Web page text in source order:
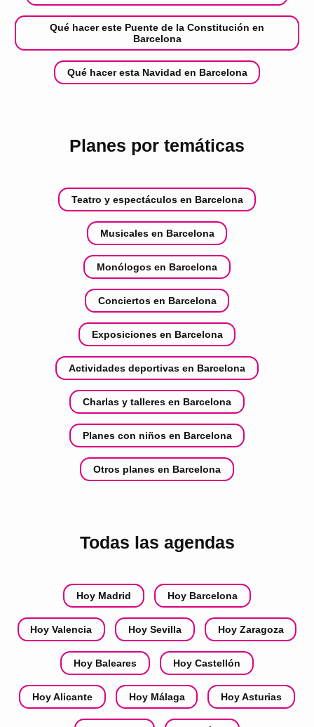
Qué hacer este Puente de la Constitución en
Barcelona
Qué hacer esta Navidad en Barcelona
Planes por temáticas
Teatro y espectáculos en Barcelona
Musicales en Barcelona
Monólogos en Barcelona
Conciertos en Barcelona
Exposiciones en Barcelona
Actividades deportivas en Barcelona
Charlas y talleres en Barcelona
Planes con niños en Barcelona
Otros planes en Barcelona
Todas las agendas
Hoy Madrid Hoy Barcelona
Hoy Valencia Hoy Sevilla Hoy Zaragoza
Hoy Baleares Hoy Castellón
Hoy Alicante Hoy Málaga Hoy Asturias